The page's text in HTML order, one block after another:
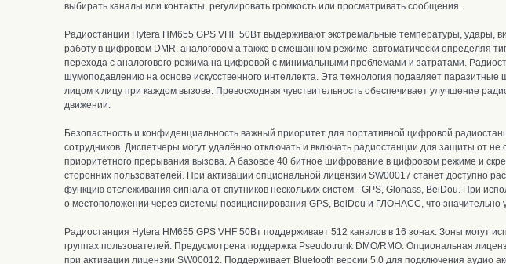
выбирать каналы или контакты, регулировать громкость или просматривать сообщения.
Радиостанции Hytera HM655 GPS VHF 50Вт выдерживают экстремальные температуры, удары,
работу в цифровом DMR, аналоговом а также в смешанном режиме, автоматически определяя
перехода с аналогового режима на цифровой с минимальными проблемами и затратами.
шумоподавлению на основе искусственного интеллекта. Эта технология подавляет
лицом к лицу при каждом вызове. Превосходная чувствительность обеспечивает улучшение
движении.
Безопастность и конфиденциальность важный приоритет для портативной цифровой
сотрудников. Диспетчеры могут удалённо отключать и включать радиостанции для защиты от
приоритетного прерывания вызова. А базовое 40 битное шифрование в цифровом режиме и
сторонних пользователей. При активации опциональной лицензии SW00017 станет доступно
функцию отслеживания сигнала от спутников нескольких систем - GPS, Glonass, BeiDou. При
о местоположении через системы позиционирования GPS, BeiDou и ГЛОНАСС, что значительно
Радиостанция Hytera HM655 GPS VHF 50Вт поддерживает 512 каналов в 16 зонах. Зоны могут
группах пользователей. Предусмотрена поддержка Pseudotrunk DMO/RMO. Опциональная
при активации лицензии SW00012. Поддерживает Bluetooth версии 5.0 для подключения аудио